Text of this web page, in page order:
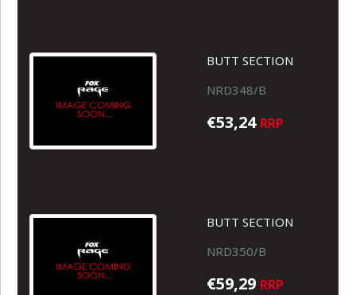
BUTT SECTION
NRD348/B
€53,24 RRP
BUTT SECTION
NRD350/B
€59,29 RRP